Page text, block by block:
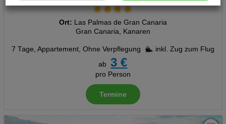
Cookie Einstellungen
Technische Cookies
Ort: Las Palmas de Gran Canaria
Gran Canaria, Kanaren
7 Tage, Appartement, Ohne Verpflegung
inkl. Zug zum Flug
ab
3 €
pro Person
Termine